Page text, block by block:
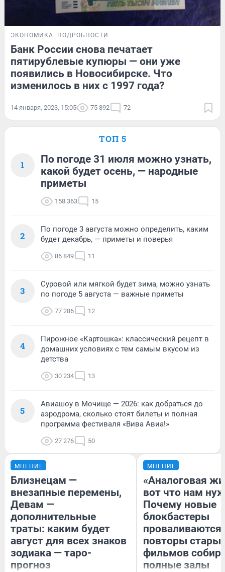
ЭКОНОМИКА ПОДРОБНОСТИ
Банк России снова печатает
пятирублевые купюры — они уже
появились в Новосибирске. Что
изменилось в них с 1997 года?
14 января, 2023, 15:05 75 892 72
ТОП 5
1
По погоде 31 июля можно узнать,
какой будет осень, — народные
приметы
158 363 15
2
По погоде 3 августа можно определить, каким
будет декабрь, — приметы и поверья
86 849 11
3
Суровой или мягкой будет зима, можно узнать
по погоде 5 августа — важные приметы
77 286 12
4
Пирожное «Картошка»: классический рецепт в
домашних условиях с тем самым вкусом из
детства
30 234 13
5
Авиашоу в Мочище — 2026: как добраться до
аэродрома, сколько стоят билеты и полная
программа фестиваля «Вива Авиа!»
27 276 50
МНЕНИЕ
Близнецам —
внезапные перемены,
Девам —
дополнительные
траты: каким будет
август для всех знаков
зодиака — таро-
прогноз
МНЕНИЕ
«Аналоговая
вот что нам
Почему новые
блокбастеры
повторы
фильмов
полные залы